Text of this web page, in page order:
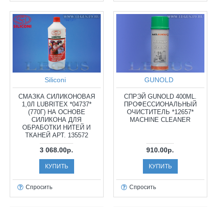
Siliconi
СМАЗКА СИЛИКОНОВАЯ
1,0Л LUBRITEX *04737*
(770Г) НА ОСНОВЕ
СИЛИКОНА ДЛЯ
ОБРАБОТКИ НИТЕЙ И
ТКАНЕЙ АРТ. 135572
3 068.00р.
КУПИТЬ
Спросить
GUNOLD
СПРЭЙ GUNOLD 400ML.
ПРОФЕССИОНАЛЬНЫЙ
ОЧИСТИТЕЛЬ *12657*
MACHINE CLEANER
910.00р.
КУПИТЬ
Спросить